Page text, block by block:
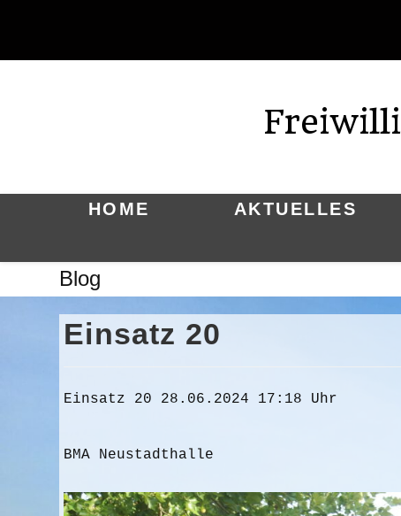
HOME AKTUELLES
Blog
Einsatz 20
Einsatz 20 28.06.2024 17:18 Uhr
BMA Neustadthalle